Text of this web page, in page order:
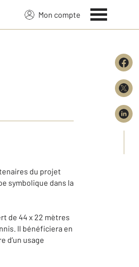
Mon compte
du projet
symbolique dans la
de 44 x 22 mètres
Il bénéficiera en
d’un usage